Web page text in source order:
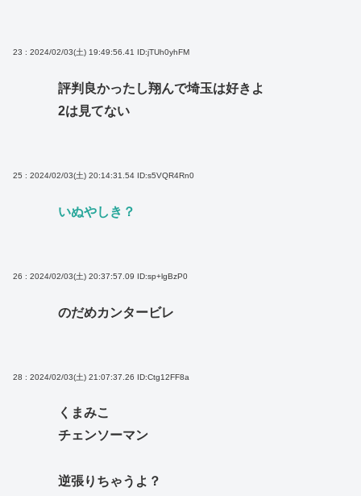
23 : 2024/02/03(土) 19:49:56.41 ID:jTUh0yhFM
評判良かったし翔んで埼玉は好きよ
2は見てない
25 : 2024/02/03(土) 20:14:31.54 ID:s5VQR4Rn0
いぬやしき？
26 : 2024/02/03(土) 20:37:57.09 ID:sp+lgBzP0
のだめカンタービレ
28 : 2024/02/03(土) 21:07:37.26 ID:Ctg12FF8a
くまみこ
チェンソーマン
逆張りちゃうよ？